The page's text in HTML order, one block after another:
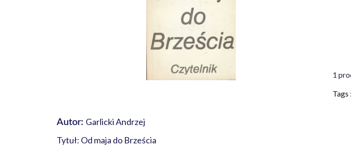
1
Tags :
Autor: Garlicki Andrzej
Tytuł: Od maja do Brześcia